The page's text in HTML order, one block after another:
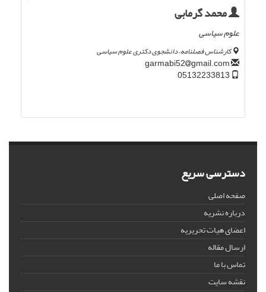
محمد گرمابی
علوم سیاسی
کارشناس فصلنامه، دانشجوی دکتری علوم سیاسی
gmail.com
دسترسی سریع
صفحه اصلی
درباره نشریه
اعضای هیات تحریریه
ارسال مقاله
تماس با ما
نقشه سایت